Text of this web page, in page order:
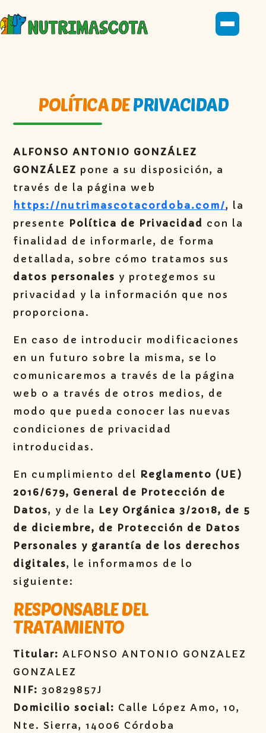
POLÍTICA DEPRIVACIDAD
ALFONSO ANTONIO GONZÁLEZ
GONZÁLEZ pone a su disposición, a
través de la página web
https://nutrimascotacordoba.com/, la
presente Política de Privacidad con la
finalidad de informarle, de forma
detallada, sobre cómo tratamos sus
datos personales y protegemos su
privacidad y la información que nos
proporciona.
En caso de introducir modificaciones
en un futuro sobre la misma, se lo
comunicaremos a través de la página
web o a través de otros medios, de
modo que pueda conocer las nuevas
condiciones de privacidad
introducidas.
En cumplimiento del Reglamento (UE)
2016/679, General de Protección de
Datos, y de la Ley Orgánica 3/2018, de 5
de diciembre, de Protección de Datos
Personales y garantía de los derechos
digitales, le informamos de lo
siguiente:
RESPONSABLE DEL
TRATAMIENTO
Titular: ALFONSO ANTONIO GONZALEZ
GONZALEZ
NIF: 30829857J
Domicilio social: Calle López Amo, 10,
Nte. Sierra, 14006 Córdoba